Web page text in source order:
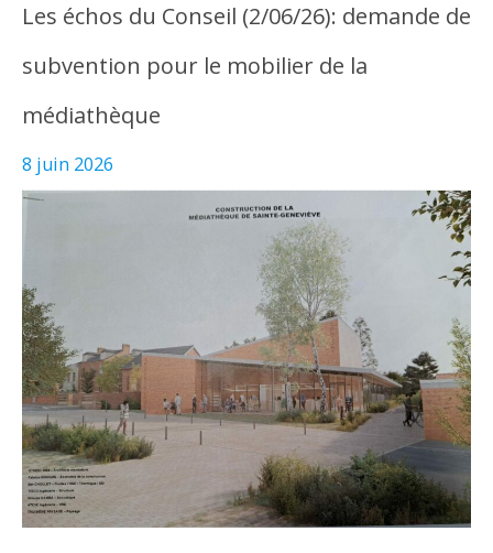
Les échos du Conseil (2/06/26): demande de
subvention pour le mobilier de la
médiathèque
8 juin 2026